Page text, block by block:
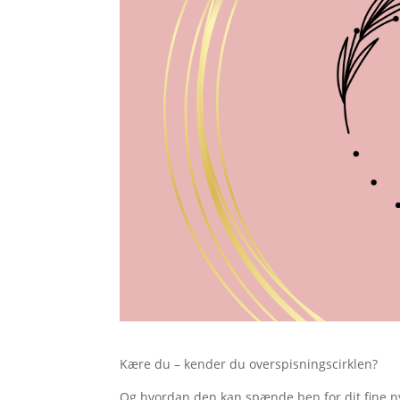
Kære du – kender du overspisningscirklen?